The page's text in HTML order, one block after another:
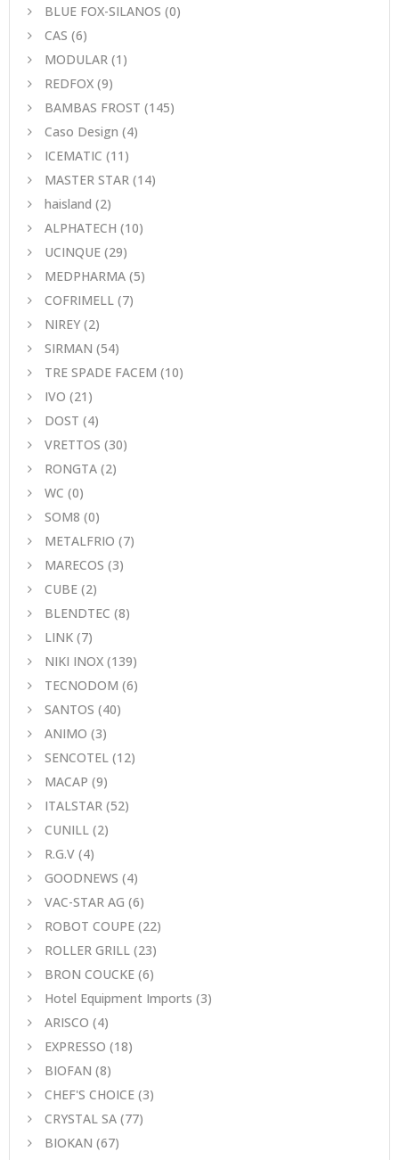
BLUE FOX-SILANOS (0)
CAS (6)
MODULAR (1)
REDFOX (9)
BAMBAS FROST (145)
Caso Design (4)
ICEMATIC (11)
MASTER STAR (14)
haisland (2)
ALPHATECH (10)
UCINQUE (29)
MEDPHARMA (5)
COFRIMELL (7)
NIREY (2)
SIRMAN (54)
TRE SPADE FACEM (10)
IVO (21)
DOST (4)
VRETTOS (30)
RONGTA (2)
WC (0)
SOM8 (0)
METALFRIO (7)
MARECOS (3)
CUBE (2)
BLENDTEC (8)
LINK (7)
NIKI INOX (139)
TECNODOM (6)
SANTOS (40)
ANIMO (3)
SENCOTEL (12)
MACAP (9)
ITALSTAR (52)
CUNILL (2)
R.G.V (4)
GOODNEWS (4)
VAC-STAR AG (6)
ROBOT COUPE (22)
ROLLER GRILL (23)
BRON COUCKE (6)
Hotel Equipment Imports (3)
ARISCO (4)
EXPRESSO (18)
BIOFAN (8)
CHEF'S CHOICE (3)
CRYSTAL SA (77)
BIOKAN (67)